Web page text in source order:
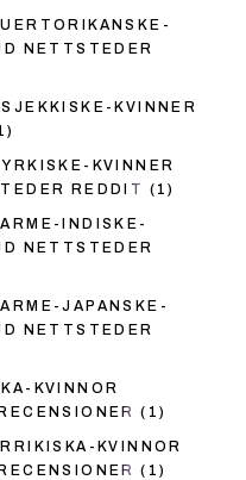
NETTSTEDER
KVINNER
KVINNER
REDDIT (1)
INDISKE-
NETTSTEDER
JAPANSKE-
NETTSTEDER
KVINNOR
(1)
KVINNOR
(1)